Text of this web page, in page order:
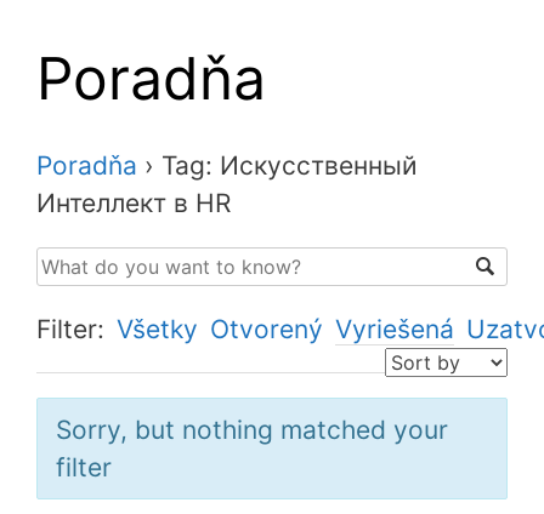
Poradňa
Poradňa › Tag: Искусственный
Интеллект в HR
Filter: Všetky Otvorený Vyriešená
Sorry, but nothing matched your
filter